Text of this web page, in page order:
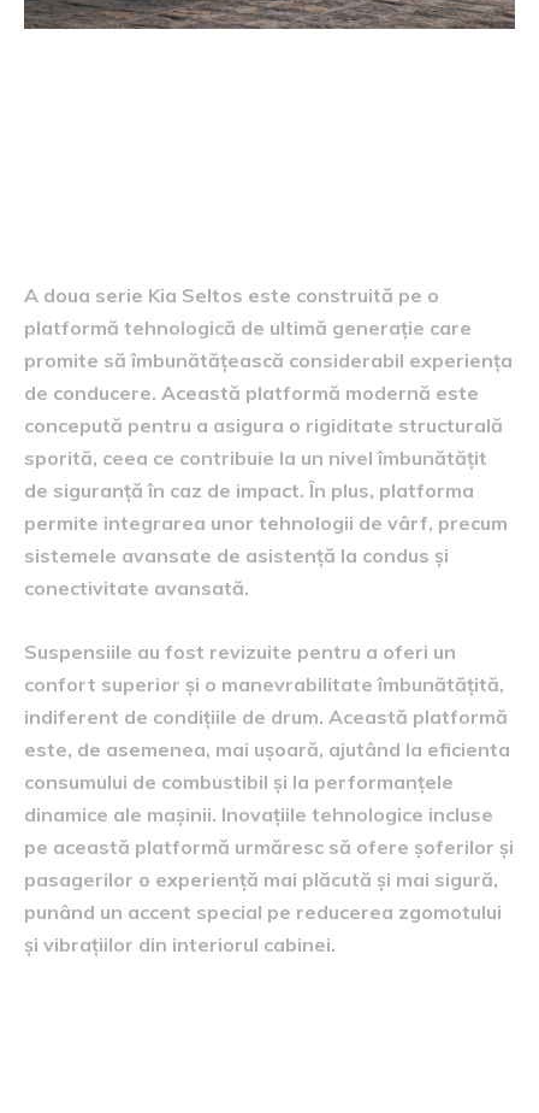
A doua serie Kia Seltos este construită pe o
platformă tehnologică de ultimă generație care
promite să îmbunătățească considerabil experiența
de conducere. Această platformă modernă este
concepută pentru a asigura o rigiditate structurală
sporită, ceea ce contribuie la un nivel îmbunătățit
de siguranță în caz de impact. În plus, platforma
permite integrarea unor tehnologii de vârf, precum
sistemele avansate de asistență la condus și
conectivitate avansată.
Suspensiile au fost revizuite pentru a oferi un
confort superior și o manevrabilitate îmbunătățită,
indiferent de condițiile de drum. Această platformă
este, de asemenea, mai ușoară, ajutând la eficienta
consumului de combustibil și la performanțele
dinamice ale mașinii. Inovațiile tehnologice incluse
pe această platformă urmăresc să ofere șoferilor și
pasagerilor o experiență mai plăcută și mai sigură,
punând un accent special pe reducerea zgomotului
și vibrațiilor din interiorul cabinei.